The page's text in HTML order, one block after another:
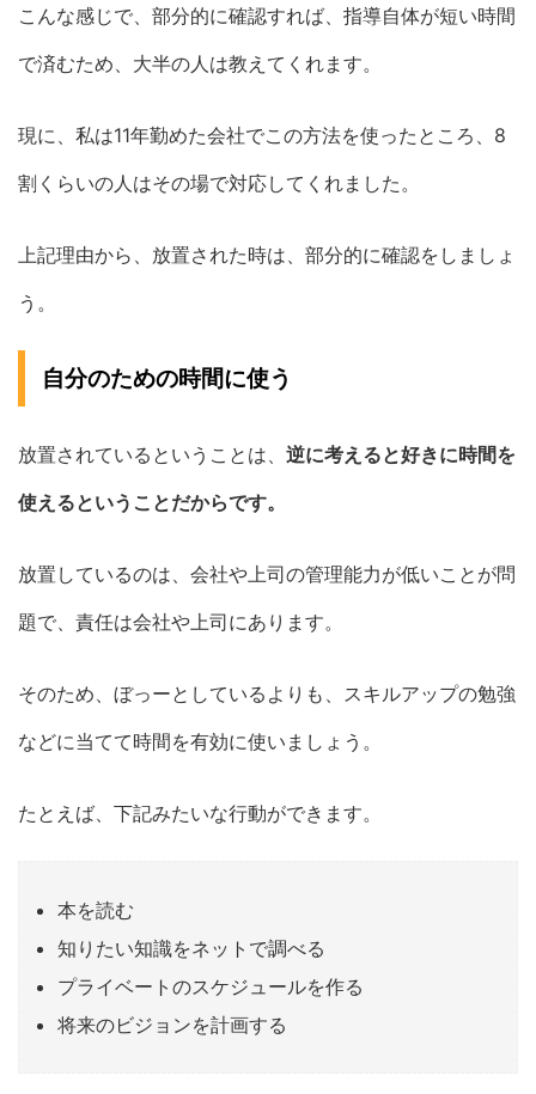
こんな感じで、部分的に確認すれば、指導自体が短い時間
で済むため、大半の人は教えてくれます。
現に、私は11年勤めた会社でこの方法を使ったところ、8
割くらいの人はその場で対応してくれました。
上記理由から、放置された時は、部分的に確認をしましょ
う。
自分のための時間に使う
放置されているということは、 逆に考えると好きに時間を
使えるということだからです。
放置しているのは、会社や上司の管理能力が低いことが問
題で、責任は会社や上司にあります。
そのため、ぼっーとしているよりも、スキルアップの勉強
などに当てて時間を有効に使いましょう。
たとえば、下記みたいな行動ができます。
本を読む
知りたい知識をネットで調べる
プライベートのスケジュールを作る
将来のビジョンを計画する